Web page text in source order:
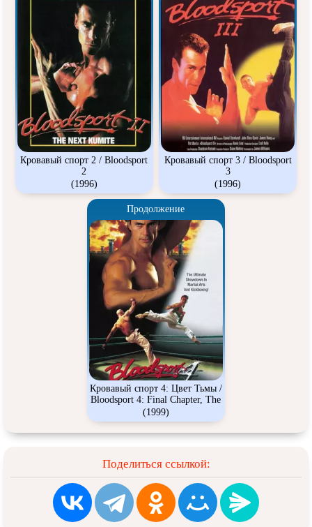
Кровавый спорт 2 / Bloodsport
2
(1996)
Кровавый спорт 3 / Bloodsport
3
(1996)
Продолжение
Кровавый спорт 4: Цвет Тьмы /
Bloodsport 4: Final Chapter, The
(1999)
Поделиться ссылкой: